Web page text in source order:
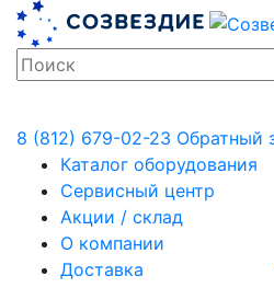
8 (812) 679-02-23 Обратный
Каталог оборудования
Сервисный центр
Акции / склад
О компании
Доставка